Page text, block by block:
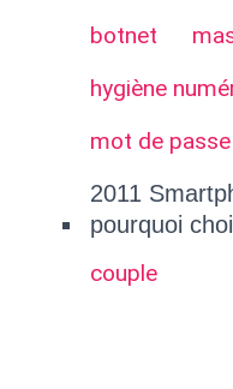
botnet
hygiène
mot de passe
2011
pourquoi
couple